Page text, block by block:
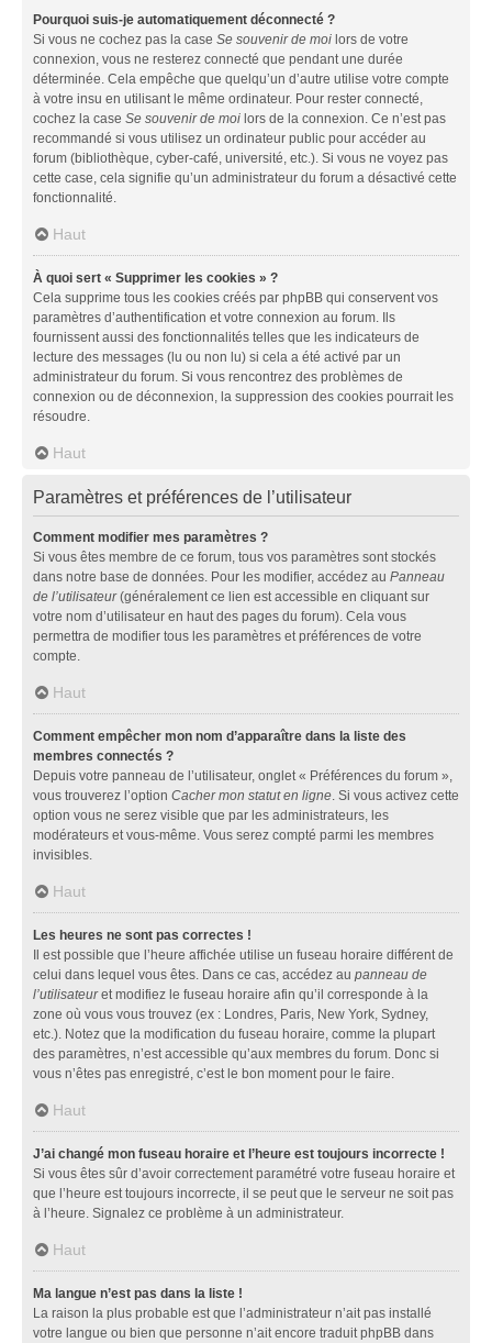
Pourquoi suis-je automatiquement déconnecté ?
Si vous ne cochez pas la case Se souvenir de moi lors de votre
connexion, vous ne resterez connecté que pendant une durée
déterminée. Cela empêche que quelqu’un d’autre utilise votre compte
à votre insu en utilisant le même ordinateur. Pour rester connecté,
cochez la case Se souvenir de moi lors de la connexion. Ce n’est pas
recommandé si vous utilisez un ordinateur public pour accéder au
forum (bibliothèque, cyber-café, université, etc.). Si vous ne voyez pas
cette case, cela signifie qu’un administrateur du forum a désactivé cette
fonctionnalité.
Haut
À quoi sert « Supprimer les cookies » ?
Cela supprime tous les cookies créés par phpBB qui conservent vos
paramètres d’authentification et votre connexion au forum. Ils
fournissent aussi des fonctionnalités telles que les indicateurs de
lecture des messages (lu ou non lu) si cela a été activé par un
administrateur du forum. Si vous rencontrez des problèmes de
connexion ou de déconnexion, la suppression des cookies pourrait les
résoudre.
Haut
Paramètres et préférences de l’utilisateur
Comment modifier mes paramètres ?
Si vous êtes membre de ce forum, tous vos paramètres sont stockés
dans notre base de données. Pour les modifier, accédez au Panneau
de l’utilisateur(généralement ce lien est accessible en cliquant sur
votre nom d’utilisateur en haut des pages du forum). Cela vous
permettra de modifier tous les paramètres et préférences de votre
compte.
Haut
Comment empêcher mon nom d’apparaître dans la liste des
membres connectés ?
Depuis votre panneau de l’utilisateur, onglet « Préférences du forum »,
vous trouverez l’option Cacher mon statut en ligne. Si vous activez cette
option vous ne serez visible que par les administrateurs, les
modérateurs et vous-même. Vous serez compté parmi les membres
invisibles.
Haut
Les heures ne sont pas correctes !
Il est possible que l’heure affichée utilise un fuseau horaire différent de
celui dans lequel vous êtes. Dans ce cas, accédez au panneau de
l’utilisateuret modifiez le fuseau horaire afin qu’il corresponde à la
zone où vous vous trouvez (ex : Londres, Paris, New York, Sydney,
etc.). Notez que la modification du fuseau horaire, comme la plupart
des paramètres, n’est accessible qu’aux membres du forum. Donc si
vous n’êtes pas enregistré, c’est le bon moment pour le faire.
Haut
J’ai changé mon fuseau horaire et l’heure est toujours incorrecte !
Si vous êtes sûr d’avoir correctement paramétré votre fuseau horaire et
que l’heure est toujours incorrecte, il se peut que le serveur ne soit pas
à l’heure. Signalez ce problème à un administrateur.
Haut
Ma langue n’est pas dans la liste !
La raison la plus probable est que l’administrateur n’ait pas installé
votre langue ou bien que personne n’ait encore traduit phpBB dans